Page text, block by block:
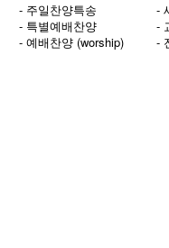
- 주일찬양특송
- 특별예배찬양
- 예배찬양 (worship)
-
-
-